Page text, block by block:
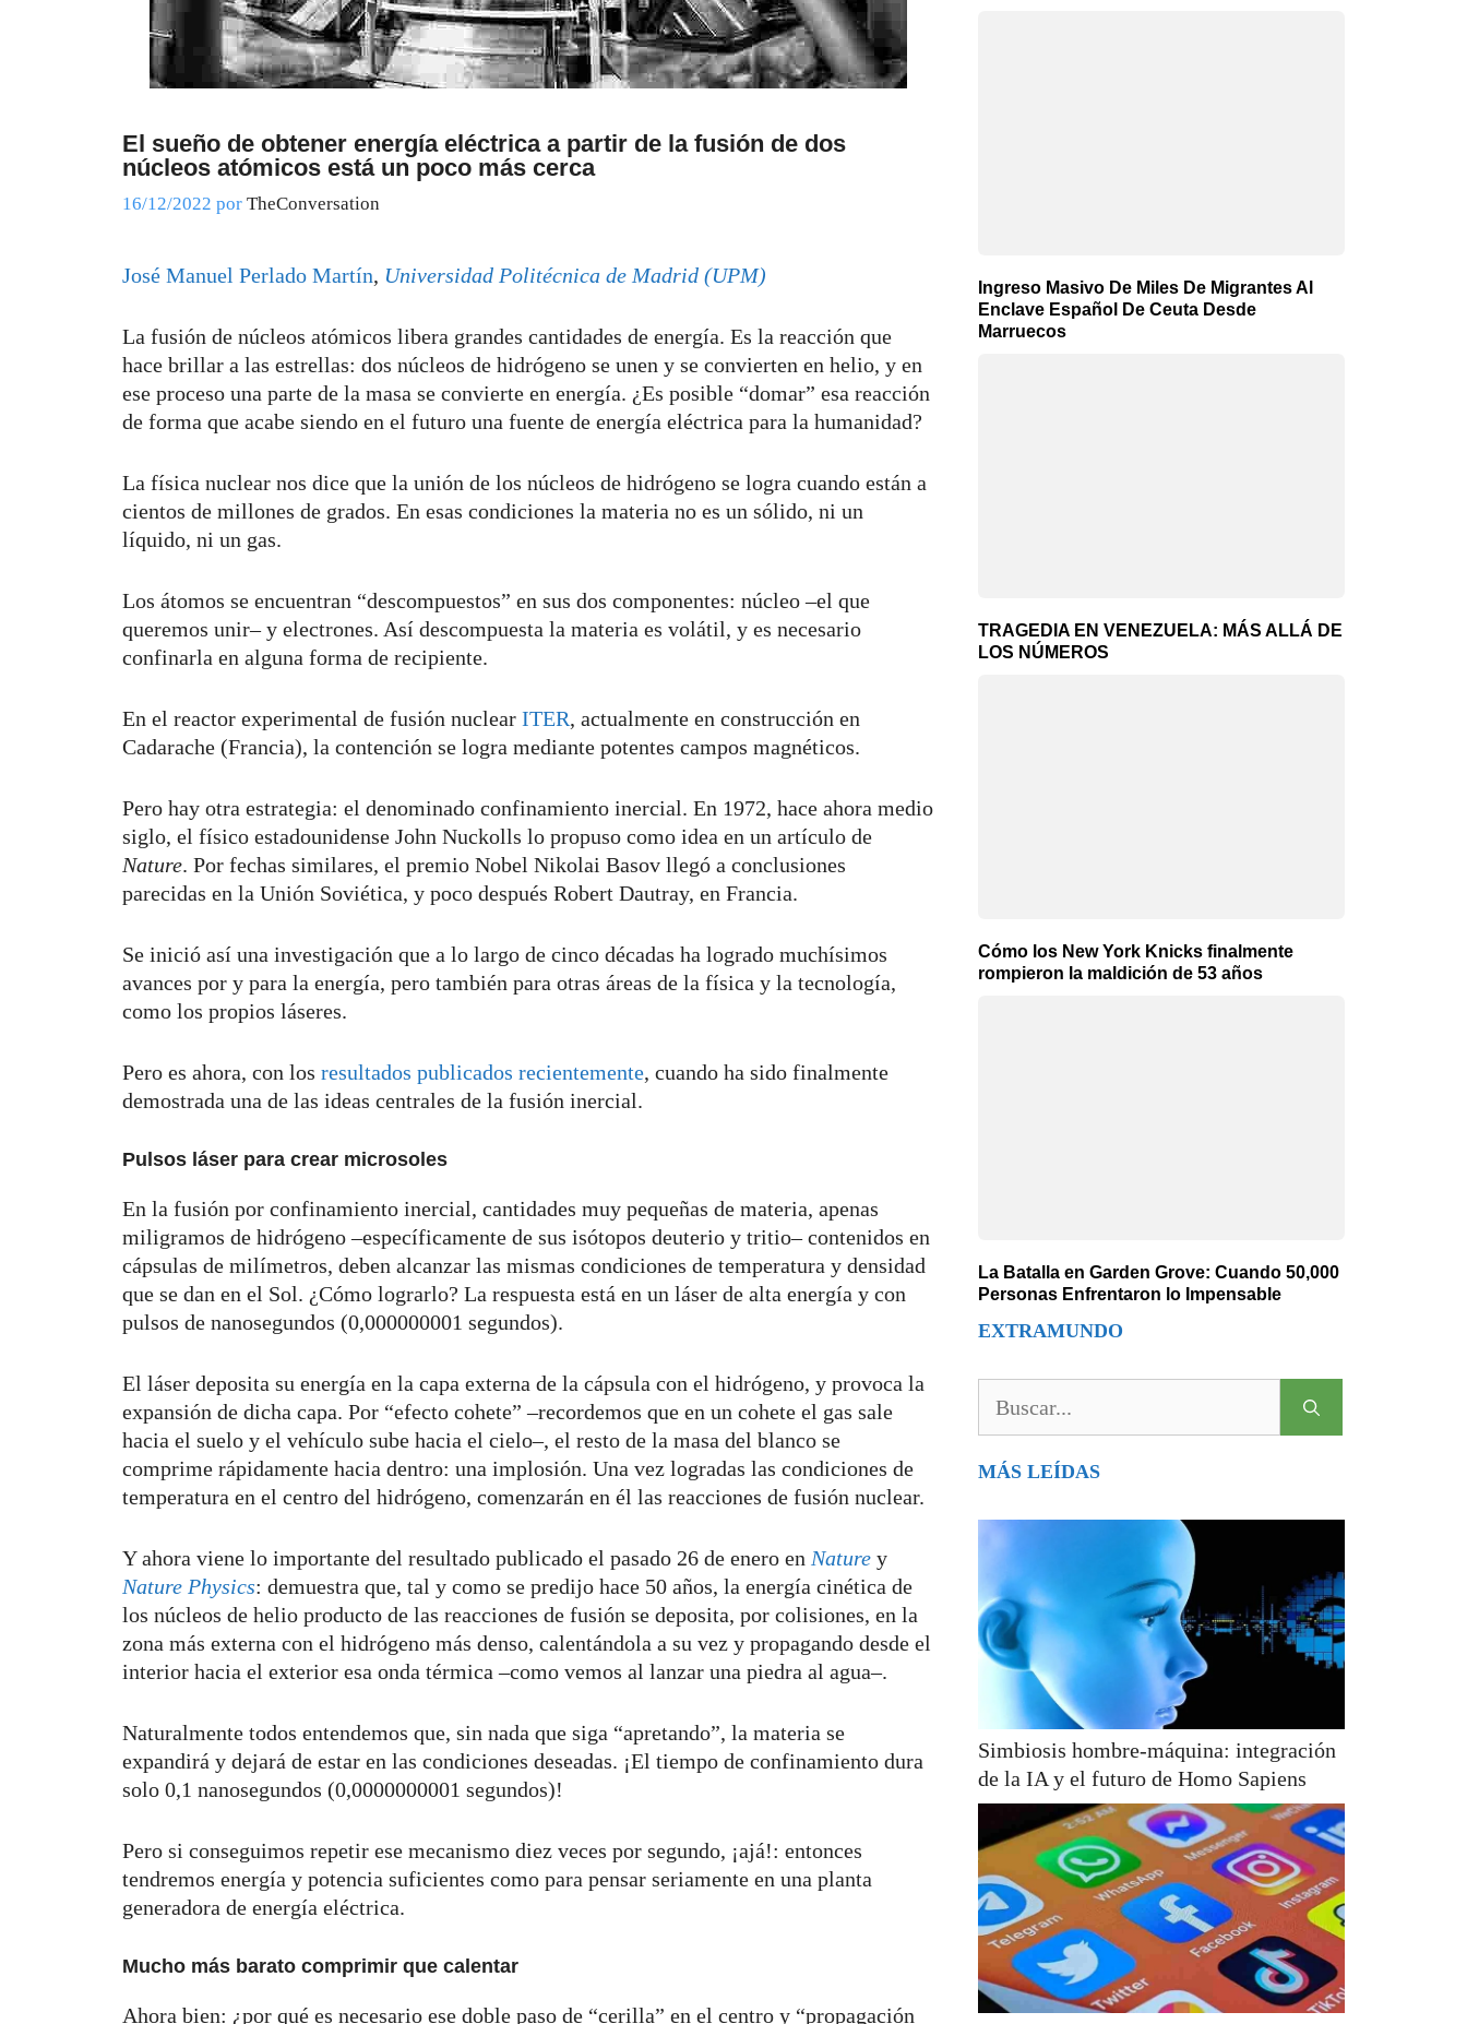
El sueño de obtener energía eléctrica a partir de la fusión de dos
núcleos atómicos está un poco más cerca
16/12/2022 por TheConversation
José Manuel Perlado Martín, Universidad Politécnica de Madrid (UPM)
La fusión de núcleos atómicos libera grandes cantidades de energía. Es la reacción que
hace brillar a las estrellas: dos núcleos de hidrógeno se unen y se convierten en helio, y en
ese proceso una parte de la masa se convierte en energía. ¿Es posible “domar” esa reacción
de forma que acabe siendo en el futuro una fuente de energía eléctrica para la humanidad?
La física nuclear nos dice que la unión de los núcleos de hidrógeno se logra cuando están a
cientos de millones de grados. En esas condiciones la materia no es un sólido, ni un
líquido, ni un gas.
Los átomos se encuentran “descompuestos” en sus dos componentes: núcleo –el que
queremos unir– y electrones. Así descompuesta la materia es volátil, y es necesario
confinarla en alguna forma de recipiente.
En el reactor experimental de fusión nuclear ITER, actualmente en construcción en
Cadarache (Francia), la contención se logra mediante potentes campos magnéticos.
Pero hay otra estrategia: el denominado confinamiento inercial. En 1972, hace ahora medio
siglo, el físico estadounidense John Nuckolls lo propuso como idea en un artículo de
Nature. Por fechas similares, el premio Nobel Nikolai Basov llegó a conclusiones
parecidas en la Unión Soviética, y poco después Robert Dautray, en Francia.
Se inició así una investigación que a lo largo de cinco décadas ha logrado muchísimos
avances por y para la energía, pero también para otras áreas de la física y la tecnología,
como los propios láseres.
Pero es ahora, con los resultados publicados recientemente, cuando ha sido finalmente
demostrada una de las ideas centrales de la fusión inercial.
Pulsos láser para crear microsoles
En la fusión por confinamiento inercial, cantidades muy pequeñas de materia, apenas
miligramos de hidrógeno –específicamente de sus isótopos deuterio y tritio– contenidos en
cápsulas de milímetros, deben alcanzar las mismas condiciones de temperatura y densidad
que se dan en el Sol. ¿Cómo lograrlo? La respuesta está en un láser de alta energía y con
pulsos de nanosegundos (0,000000001 segundos).
El láser deposita su energía en la capa externa de la cápsula con el hidrógeno, y provoca la
expansión de dicha capa. Por “efecto cohete” –recordemos que en un cohete el gas sale
hacia el suelo y el vehículo sube hacia el cielo–, el resto de la masa del blanco se
comprime rápidamente hacia dentro: una implosión. Una vez logradas las condiciones de
temperatura en el centro del hidrógeno, comenzarán en él las reacciones de fusión nuclear.
Y ahora viene lo importante del resultado publicado el pasado 26 de enero en Nature y
Nature Physics: demuestra que, tal y como se predijo hace 50 años, la energía cinética de
los núcleos de helio producto de las reacciones de fusión se deposita, por colisiones, en la
zona más externa con el hidrógeno más denso, calentándola a su vez y propagando desde el
interior hacia el exterior esa onda térmica –como vemos al lanzar una piedra al agua–.
Naturalmente todos entendemos que, sin nada que siga “apretando”, la materia se
expandirá y dejará de estar en las condiciones deseadas. ¡El tiempo de confinamiento dura
solo 0,1 nanosegundos (0,0000000001 segundos)!
Pero si conseguimos repetir ese mecanismo diez veces por segundo, ¡ajá!: entonces
tendremos energía y potencia suficientes como para pensar seriamente en una planta
generadora de energía eléctrica.
Mucho más barato comprimir que calentar
Ahora bien: ¿por qué es necesario ese doble paso de “cerilla” en el centro y “propagación
Ingreso Masivo De Miles De Migrantes Al
Enclave Español De Ceuta Desde
Marruecos
TRAGEDIA EN VENEZUELA: MÁS ALLÁ DE
LOS NÚMEROS
Cómo los New York Knicks finalmente
rompieron la maldición de 53 años
La Batalla en Garden Grove: Cuando 50,000
Personas Enfrentaron lo Impensable
EXTRAMUNDO
MÁS LEÍDAS
Simbiosis hombre-máquina: integración
de la IA y el futuro de Homo Sapiens